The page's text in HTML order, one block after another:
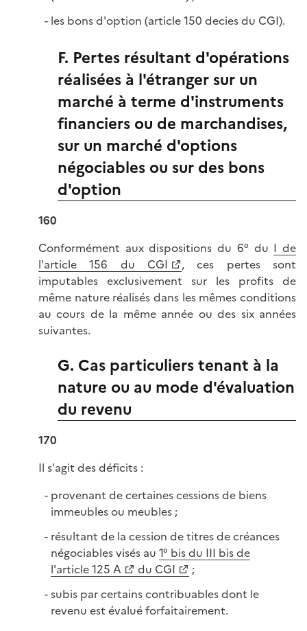
les bons d'option (article 150 decies du CGI).
F. Pertes résultant d'opérations
réalisées à l'étranger sur un
marché à terme d'instruments
financiers ou de marchandises,
sur un marché d'options
négociables ou sur des bons
d'option
160
Conformément aux dispositions du 6° du I de
l'article 156 du CGI
, ces pertes sont
imputables exclusivement sur les profits de
même nature réalisés dans les mêmes conditions
au cours de la même année ou des six années
suivantes.
G. Cas particuliers tenant à la
nature ou au mode d'évaluation
du revenu
170
Il s'agit des déficits :
provenant de certaines cessions de biens
immeubles ou meubles ;
résultant de la cession de titres de créances
négociables visés au 1° bis du III bis de
l'article 125 A
du CGI
;
subis par certains contribuables dont le
revenu est évalué forfaitairement.